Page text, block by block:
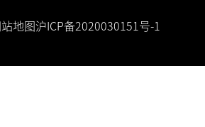
地图沪ICP备2020030151号-1